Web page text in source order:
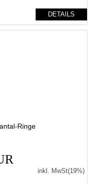
DETAILS
Ringe
inkl. MwSt(19%)